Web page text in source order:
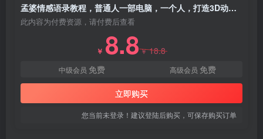
孟婆情感语录教程，普通人一部电脑，一个人，打造3D动画情感语录账号
此内容为付费资源，请付费后查看
￥ 8.8￥18.8
中级会员 免费 高级会员 免费
立即购买
您当前未登录！建议登陆后购买，可保存购买订单